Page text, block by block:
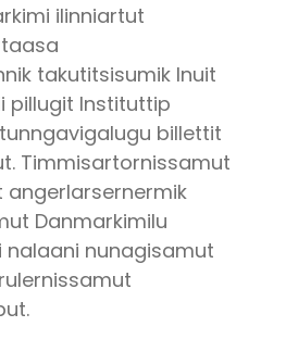
ilinniartut
takutitsisumik Inuit
pillugit Instituttip
billettit
Timmisartornissamut
angerlarsernermik
Danmarkimilu
nalaani nunagisamut